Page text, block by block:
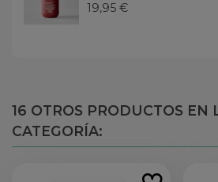
19,95 €
16 OTROS PRODUCTOS EN
CATEGORÍA: